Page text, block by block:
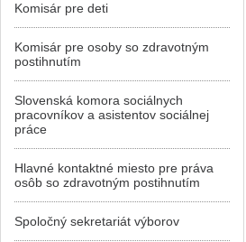
Komisár pre deti
Komisár pre osoby so zdravotným
postihnutím
Slovenská komora sociálnych
pracovníkov a asistentov sociálnej
práce
Hlavné kontaktné miesto pre práva
osôb so zdravotným postihnutím
Spoločný sekretariát výborov